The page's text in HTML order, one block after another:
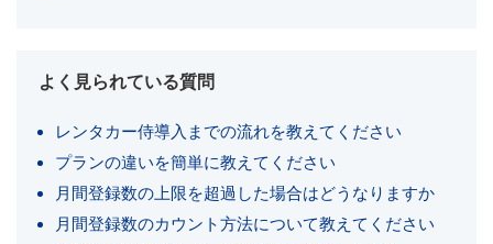
よく見られている質問
レンタカー侍導入までの流れを教えてください
プランの違いを簡単に教えてください
月間登録数の上限を超過した場合はどうなりますか
月間登録数のカウント方法について教えてください